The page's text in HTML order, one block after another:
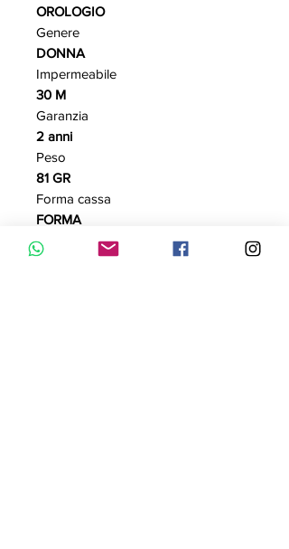
OROLOGIO
Genere
DONNA
Impermeabile
30 M
Garanzia
2 anni
Peso
81 GR
Forma cassa
FORMA
Diametro cassa
32MM